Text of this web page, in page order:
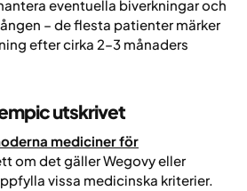
eventuella biverkningar och
– de flesta patienter märker
efter cirka 2–3 månaders
utskrivet
mediciner för
om det gäller Wegovy eller
vissa medicinska kriterier.